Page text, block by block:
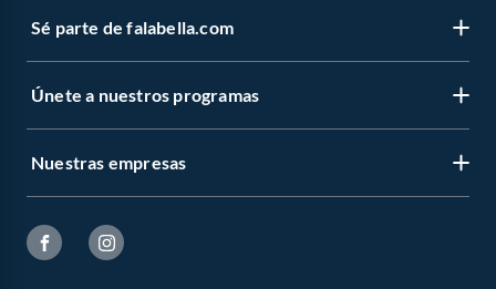
Sé parte de falabella.com
Únete a nuestros programas
Nuestras empresas